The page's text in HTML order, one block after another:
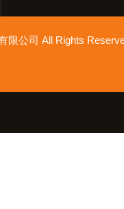
限公司 All Rights